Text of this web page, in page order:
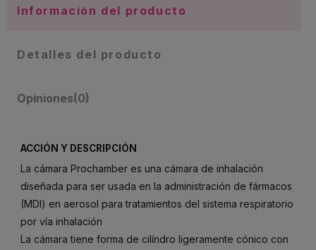
Información del producto
Detalles del producto
Opiniones(0)
ACCIÓN Y DESCRIPCIÓN
La cámara Prochamber es una cámara de inhalación
diseñada para ser usada en la administración de fármacos
(MDI) en aerosol para tratamientos del sistema respiratorio
por vía inhalación
La cámara tiene forma de cilíndro ligeramente cónico con